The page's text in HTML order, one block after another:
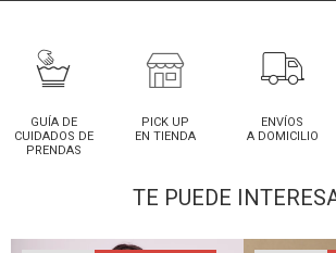
GUÍA DE
CUIDADOS DE
PRENDAS
PICK UP
EN TIENDA
ENVÍOS
A DOMICILIO
TE PUEDE